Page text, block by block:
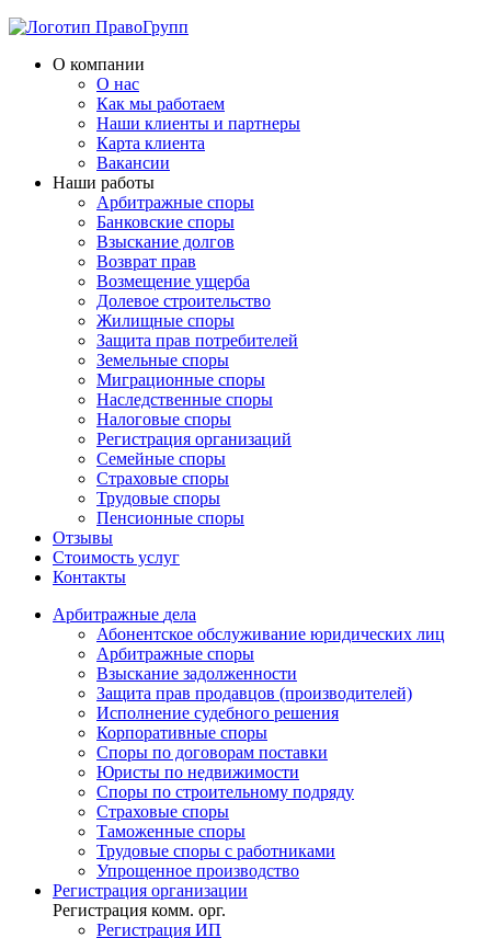
О компании
О нас
Как мы работаем
Наши клиенты и партнеры
Карта клиента
Вакансии
Наши работы
Арбитражные споры
Банковские споры
Взыскание долгов
Возврат прав
Возмещение ущерба
Долевое строительство
Жилищные споры
Защита прав потребителей
Земельные споры
Миграционные споры
Наследственные споры
Налоговые споры
Регистрация организаций
Семейные споры
Страховые споры
Трудовые споры
Пенсионные споры
Отзывы
Стоимость услуг
Контакты
Арбитражные дела
Абонентское обслуживание юридических лиц
Арбитражные споры
Взыскание задолженности
Защита прав продавцов (производителей)
Исполнение судебного решения
Корпоративные споры
Споры по договорам поставки
Юристы по недвижимости
Споры по строительному подряду
Страховые споры
Таможенные споры
Трудовые споры с работниками
Упрощенное производство
Регистрация организации
Регистрация комм. орг.
Регистрация ИП